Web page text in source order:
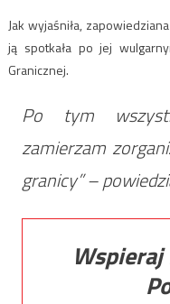
Jak wyjaśniła,
ją spotkała po jej
Granicznej.
Po tym
zamierzam
granicy” –